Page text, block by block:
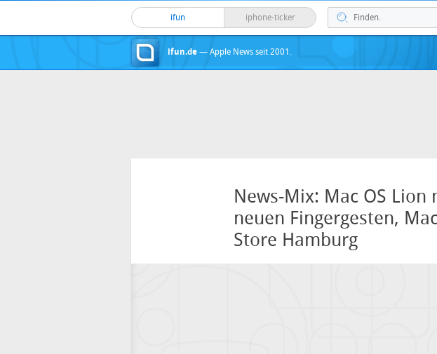
ifun iphone-ticker
ifun.de — Apple News seit 2001.
News-Mix: Mac OS
neuen Fingergesten,
Store Hamburg